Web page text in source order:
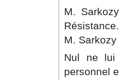
M.
Résistance.
M. Sarkozy
Nul ne lui
personnel